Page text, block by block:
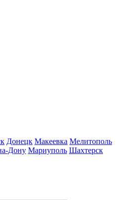
Донецк Макеевка Мелитополь
Дону Мариуполь Шахтерск